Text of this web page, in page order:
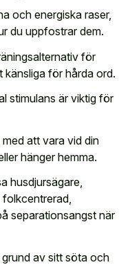
och energiska raser,
du uppfostrar dem.
för
för hårda ord.
stimulans är viktig för
att vara vid din
hänger hemma.
husdjursägare,
separationsangst när
av sitt söta och